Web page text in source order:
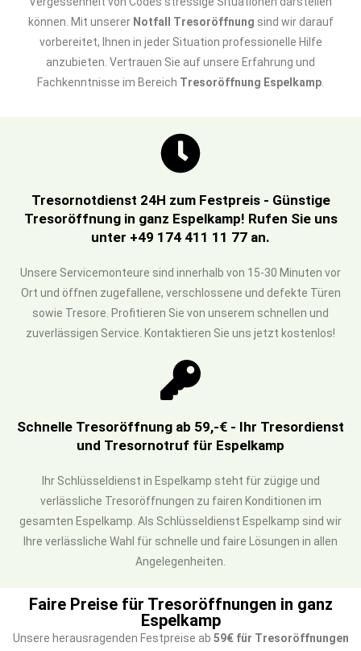
können. Mit unserer Notfall Tresoröffnung sind wir darauf
vorbereitet, Ihnen in jeder Situation professionelle Hilfe
anzubieten. Vertrauen Sie auf unsere Erfahrung und
Fachkenntnisse im Bereich Tresoröffnung Espelkamp
Tresornotdienst 24H zum Festpreis - Günstige
Tresoröffnung in ganz Espelkamp! Rufen Sie uns
unter +49 174 411 11 77 an.
Unsere Servicemonteure sind innerhalb von 15-30 Minuten vor
Ort und öffnen zugefallene, verschlossene und defekte Türen
sowie Tresore. Profitieren Sie von unserem schnellen und
zuverlässigen Service. Kontaktieren Sie uns jetzt kostenlos!
Schnelle Tresoröffnung ab 59,-€ - Ihr Tresordienst
und Tresornotruf für Espelkamp
Ihr Schlüsseldienst in Espelkamp steht für zügige und
verlässliche Tresoröffnungen zu fairen Konditionen im
gesamten Espelkamp. Als Schlüsseldienst Espelkamp sind wir
Ihre verlässliche Wahl für schnelle und faire Lösungen in allen
Angelegenheiten.
Faire Preise für Tresoröffnungen in ganz
Espelkamp
Unsere herausragenden Festpreise ab 59€ für Tresoröffnungen